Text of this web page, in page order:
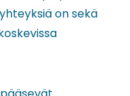
on sekä